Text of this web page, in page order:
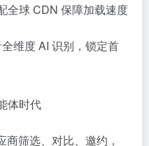
全球 CDN 保障加载速度
维度 AI 识别，锁定首
体时代
筛选、对比、邀约，